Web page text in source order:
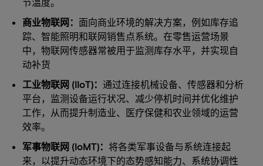
商业物联网： 面向商业环境的解决方案，例如库存追
踪、智能照明和联网销售点系统。在零售运营场景
中，物联网传感器常被用于监测库存水平，并实现自
动补货
工业物联网 (IIoT)： 通过连接机械设备、传感器和分析
平台，监测设备运行状况、减少停机时间并优化维护
工作，从而提升制造业、医疗保健和农业领域的运营
效率。
军事物联网 (IoMT)： 将各类军事设备与系统连接起
来，以提升动态环境下的态势感知能力、系统协调性